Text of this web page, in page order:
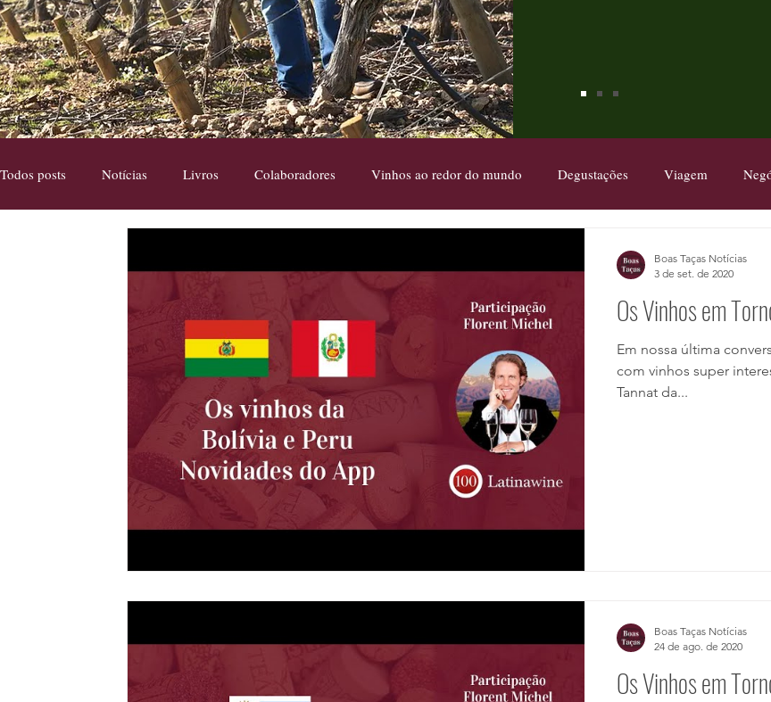
Todos posts Notícias Livros Colaboradores Vinhos ao redor do mundo Degustações Viagem
Eventos 4 minutos de Papo Curiosidades Desafios Gastronomia Restaurantes
Turismo Premiações Masterclasses Lançamentos & Novidades Artigos
Os Vinhos em
Em nossa última conversa com Florent da Latinawine dois países
com vinhos super
Tannat da...
Boas Taças Notícias
3 de set. de 2020
Os Vinhos em
Boas Taças Notícias
24 de ago. de 2020